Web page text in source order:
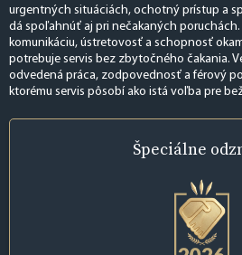
urgentných situáciách, ochotný prístup a
dá spoľahnúť aj pri nečakaných
komunikáciu, ústretovosť a schopnosť
potrebuje servis bez zbytočného čakania.
odvedená práca, zodpovednosť a férový
ktorému servis pôsobí ako istá voľba pre
Špeciálne